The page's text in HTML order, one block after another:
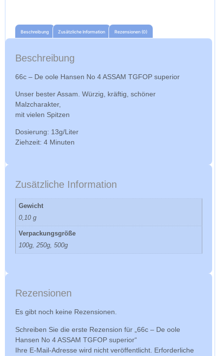
Beschreibung Zusätzliche Information Rezensionen (0)
Beschreibung
66c – De oole Hansen No 4 ASSAM TGFOP superior
Unser bester Assam. Würzig, kräftig, schöner
Malzcharakter,
mit vielen Spitzen
Dosierung: 13g/Liter
Ziehzeit: 4 Minuten
Zusätzliche Information
Gewicht
0,10 g
Verpackungsgröße
100g, 250g, 500g
Rezensionen
Es gibt noch keine Rezensionen.
Schreiben Sie die erste Rezension für „66c – De oole
Hansen No 4 ASSAM TGFOP superior“
Ihre E-Mail-Adresse wird nicht veröffentlicht. Erforderliche